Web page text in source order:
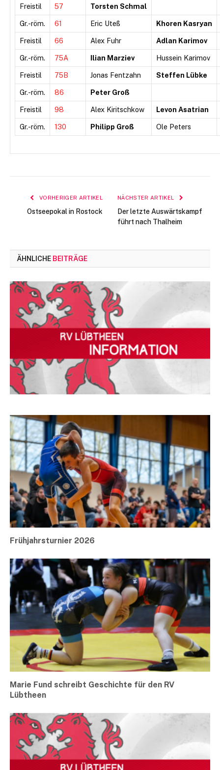
Freistil 57 Torsten Schmal
Gr.-röm. 61 Eric Uteß Khoren Kasryan
Freistil 66 Alex Fuhr Adlan Karimov
Gr.-röm. 75A Ilian Marziev Hussein Karimov
Freistil 75B Jonas Fentzahn Steffen Lübke
Gr.-röm. 86 Peter Groß
Freistil 98 Alex Kiritschkow Levon Asatrian
Gr.-röm. 130 Philipp Groß Ole Peters
VORHERIGER ARTIKEL
Ostseepokal in Rostock
NÄCHSTER ARTIKEL
Der letzte Auswärtskampf
führt nach Thalheim
ÄHNLICHE BEITRÄGE
Frühjahrsturnier 2026
Marie Fund schreibt Geschichte für den RV
Lübtheen